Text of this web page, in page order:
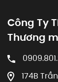
Công Ty
Thương
174B